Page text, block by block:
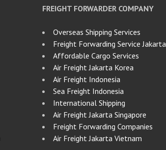
FREIGHT FORWARDER COMPANY
Overseas Shipping Services
Freight Forwarding Service Jakarta
Affordable Cargo Services
Air Freight Jakarta Korea
Air Freight Indonesia
Sea Freight Indonesia
International Shipping
Air Freight Jakarta Singapore
Freight Forwarding Companies
Air Freight Jakarta Vietnam